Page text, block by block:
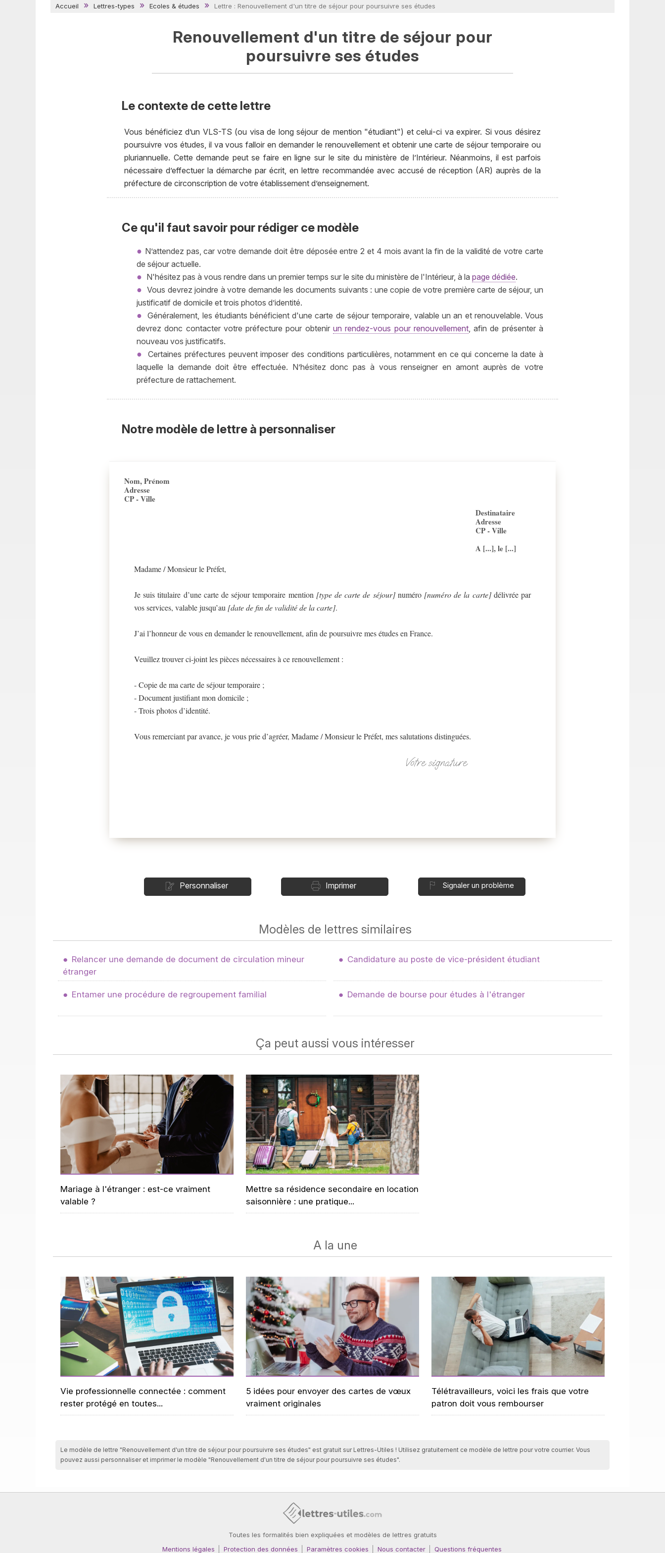
Accueil Lettres-types Ecoles & études Lettre : Renouvellement d'un titre de séjour pour poursuivre ses études
Renouvellement d'un titre de séjour pour
poursuivre ses études
Le contexte de cette lettre
Vous bénéficiez d’un VLS-TS (ou visa de long séjour de mention "étudiant") et celui-ci va expirer. Si vous désirez
poursuivre vos études, il va vous falloir en demander le renouvellement et obtenir une carte de séjour temporaire ou
pluriannuelle. Cette demande peut se faire en ligne sur le site du ministère de l’Intérieur. Néanmoins, il est parfois
nécessaire d’effectuer la démarche par écrit, en lettre recommandée avec accusé de réception (AR) auprès de la
préfecture de circonscription de votre établissement d’enseignement.
Ce qu'il faut savoir pour rédiger ce modèle
N’attendez pas, car votre demande doit être déposée entre 2 et 4 mois avant la fin de la validité de votre carte
de séjour actuelle.
N'hésitez pas à vous rendre dans un premier temps sur le site du ministère de l'Intérieur, à la page dédiée.
Vous devrez joindre à votre demande les documents suivants : une copie de votre première carte de séjour, un
justificatif de domicile et trois photos d’identité.
Généralement, les étudiants bénéficient d'une carte de séjour temporaire, valable un an et renouvelable. Vous
devrez donc contacter votre préfecture pour obtenir un rendez-vous pour renouvellement, afin de présenter à
nouveau vos justificatifs.
Certaines préfectures peuvent imposer des conditions particulières, notamment en ce qui concerne la date à
laquelle la demande doit être effectuée. N’hésitez donc pas à vous renseigner en amont auprès de votre
préfecture de rattachement.
Notre modèle de lettre à personnaliser
Nom, Prénom
Adresse
CP - Ville
Destinataire
Adresse
CP - Ville
A [...], le [...]
Madame / Monsieur le Préfet,
Je suis titulaire d’une carte de séjour temporaire mention [type de carte de séjour]numéro [numéro de la carte]délivrée par
vos services, valable jusqu’au [date de fin de validité de la carte].
J’ai l’honneur de vous en demander le renouvellement, afin de poursuivre mes études en France.
Veuillez trouver ci-joint les pièces nécessaires à ce renouvellement :
- Copie de ma carte de séjour temporaire ;
- Document justifiant mon domicile ;
- Trois photos d’identité.
Vous remerciant par avance, je vous prie d’agréer, Madame / Monsieur le Préfet, mes salutations distinguées.
Votre signature
Personnaliser Imprimer Signaler un problème
Modèles de lettres similaires
Relancer une demande de document de circulation mineur
étranger
Candidature au poste de vice-président étudiant
Entamer une procédure de regroupement familial Demande de bourse pour études à l'étranger
Ça peut aussi vous intéresser
Mariage à l'étranger : est-ce vraiment
valable ?
Mettre sa résidence secondaire en location
saisonnière : une pratique...
A la une
Vie professionnelle connectée : comment
rester protégé en toutes...
5 idées pour envoyer des cartes de vœux
vraiment originales
Télétravailleurs, voici les frais que votre
patron doit vous rembourser
Le modèle de lettre "Renouvellement d'un titre de séjour pour poursuivre ses études" est gratuit sur Lettres-Utiles ! Utilisez gratuitement ce modèle de lettre pour votre courrier. Vous
pouvez aussi personnaliser et imprimer le modèle "Renouvellement d'un titre de séjour pour poursuivre ses études".
Toutes les formalités bien expliquées et modèles de lettres gratuits
Mentions légales
Protection des données Paramètres cookies Nous contacter Questions fréquentes